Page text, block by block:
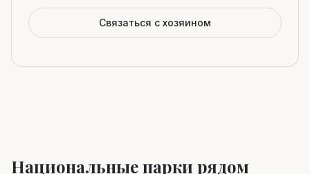
Связаться с хозяином
Национальные парки рядом